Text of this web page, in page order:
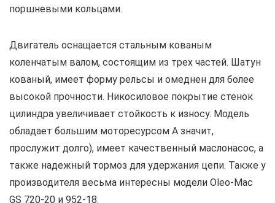
поршневыми кольцами.
Двигатель оснащается стальным кованым
коленчатым валом, состоящим из трех частей. Шатун
кованый, имеет форму рельсы и омеднен для более
высокой прочности. Никосиловое покрытие стенок
цилиндра увеличивает стойкость к износу. Модель
обладает большим моторесурсом А значит,
прослужит долго), имеет качественный маслонасос, а
также надежный тормоз для удержания цепи. Также у
производителя весьма интересны модели Oleo-Mac
GS 720-20 и 952-18.